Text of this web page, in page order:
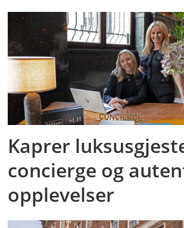
Kaprer
concierge og
opplevelser